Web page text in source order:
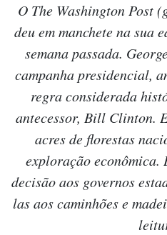
O The Washington Post
deu em manchete na sua
semana passada.
campanha presidencial,
regra considerada
antecessor, Bill Clinton.
acres de florestas
exploração econômica.
decisão aos governos
las aos caminhões e